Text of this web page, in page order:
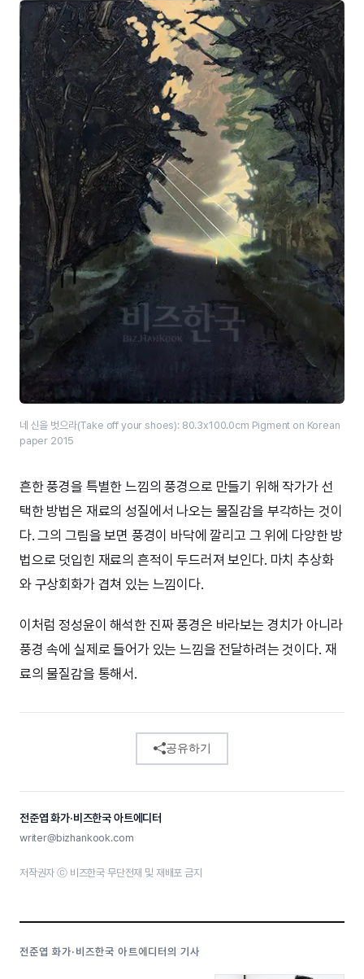
네 신을 벗으라(Take off your shoes): 80.3x100.0cm Pigment on Korean
paper 2015
흔한 풍경을 특별한 느낌의 풍경으로 만들기 위해 작가가 선
택한 방법은 재료의 성질에서 나오는 물질감을 부각하는 것이
다. 그의 그림을 보면 풍경이 바닥에 깔리고 그 위에 다양한 방
법으로 덧입힌 재료의 흔적이 두드러져 보인다. 마치 추상화
와 구상회화가 겹쳐 있는 느낌이다.
이처럼 정성윤이 해석한 진짜 풍경은 바라보는 경치가 아니라
풍경 속에 실제로 들어가 있는 느낌을 전달하려는 것이다. 재
료의 물질감을 통해서.
공유하기
전준엽 화가·비즈한국 아트에디터
writer@bizhankook.com
저작권자 ⓒ 비즈한국 무단전재 및 재배포 금지
전준엽 화가·비즈한국 아트에디터의 기사